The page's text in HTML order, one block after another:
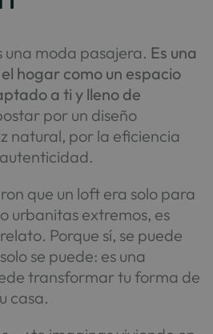
una moda pasajera. Es una
hogar como un espacio
a ti y lleno de
por un diseño
natural, por la eficiencia
que un loft era solo para
urbanitas extremos, es
Porque sí, se puede
se puede: es una
transformar tu forma de
casa.